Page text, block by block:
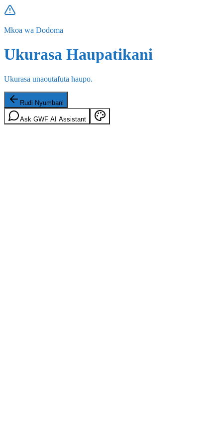
Mkoa wa Dodoma
Ukurasa Haupatikani
Ukurasa unaoutafuta haupo.
Rudi Nyumbani
Ask GWF AI Assistant